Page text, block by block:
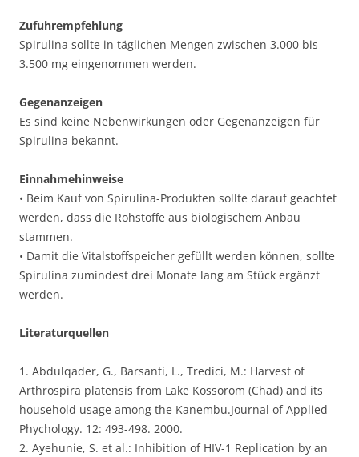
Zufuhrempfehlung
Spirulina sollte in täglichen Mengen zwischen 3.000 bis
3.500 mg eingenommen werden.
Gegenanzeigen
Es sind keine Nebenwirkungen oder Gegenanzeigen für
Spirulina bekannt.
Einnahmehinweise
• Beim Kauf von Spirulina-Produkten sollte darauf geachtet
werden, dass die Rohstoffe aus biologischem Anbau
stammen.
• Damit die Vitalstoffspeicher gefüllt werden können, sollte
Spirulina zumindest drei Monate lang am Stück ergänzt
werden.
Literaturquellen
1. Abdulqader, G., Barsanti, L., Tredici, M.: Harvest of
Arthrospira platensis from Lake Kossorom (Chad) and its
household usage among the Kanembu.Journal of Applied
Phychology. 12: 493-498. 2000.
2. Ayehunie, S. et al.: Inhibition of HIV-1 Replication by an